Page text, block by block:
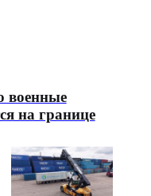
военные
на границе